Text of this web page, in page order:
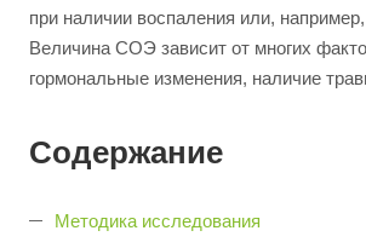
при наличии воспаления или, например,
Величина СОЭ зависит от многих
гормональные изменения, наличие
Содержание
Методика исследования